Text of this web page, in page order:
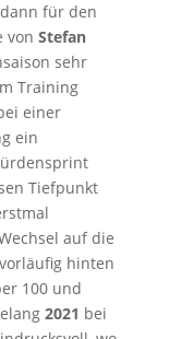
für den
von Stefan
sehr
Training
einer
ein
Tiefpunkt
auf die
hinten
100 und
2021 bei